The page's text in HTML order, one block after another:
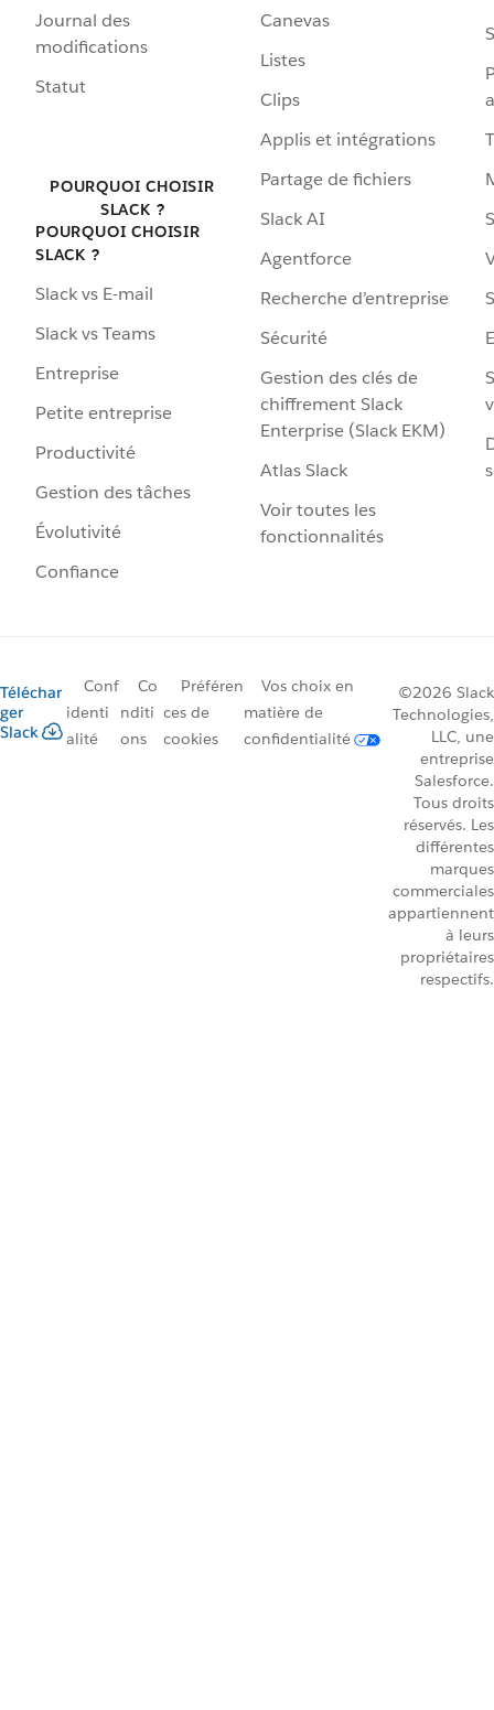
Journal des
modifications
Statut
POURQUOI CHOISIR
SLACK ?
POURQUOI CHOISIR
SLACK ?
Slack vs E-mail
Slack vs Teams
Entreprise
Petite entreprise
Productivité
Gestion des tâches
Évolutivité
Confiance
Canevas
Listes
Clips
Applis et intégrations
Partage de fichiers
Slack AI
Agentforce
Recherche d’entreprise
Sécurité
Gestion des clés de
chiffrement Slack
Enterprise (Slack EKM)
Atlas Slack
Voir toutes les
fonctionnalités
Téléchar
ger
Slack
Conf
identi
alité
Co
nditi
ons
Préféren
ces de
cookies
Vos choix en
matière de
confidentialité
©2026 Slack
Technologies,
LLC, une
entreprise
Salesforce.
Tous droits
réservés. Les
différentes
marques
commerciales
appartiennent
à leurs
propriétaires
respectifs.